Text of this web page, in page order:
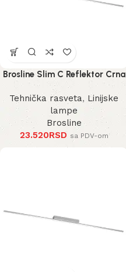
Brosline Slim C Reflektor Crna
3000K 1200 mm 40 mm 1291
mm
Tehnička rasveta, Linijske
lampe
Brosline
23.520RSD sa PDV-om